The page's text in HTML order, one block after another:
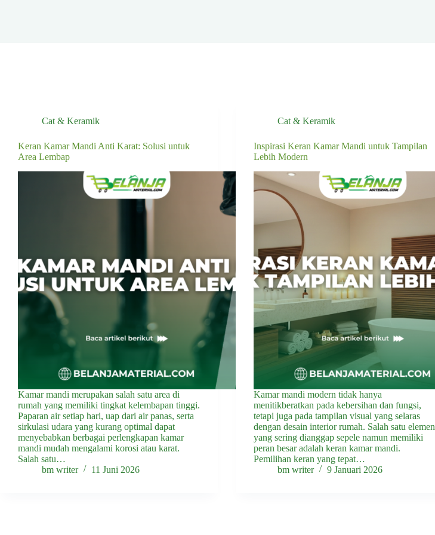
Cat & Keramik
Keran Kamar Mandi Anti Karat: Solusi untuk
Area Lembap
Kamar mandi merupakan salah satu area di
rumah yang memiliki tingkat kelembapan tinggi.
Paparan air setiap hari, uap dari air panas, serta
sirkulasi udara yang kurang optimal dapat
menyebabkan berbagai perlengkapan kamar
mandi mudah mengalami korosi atau karat.
Salah satu…
bm writer
11 Juni 2026
Cat & Keramik
Inspirasi Keran Kamar Mandi untuk Tampilan
Lebih Modern
Kamar mandi modern tidak hanya
menitikberatkan pada kebersihan dan fungsi,
tetapi juga pada tampilan visual yang selaras
dengan desain interior rumah. Salah satu elemen
yang sering dianggap sepele namun memiliki
peran besar adalah keran kamar mandi.
Pemilihan keran yang tepat…
bm writer
9 Januari 2026